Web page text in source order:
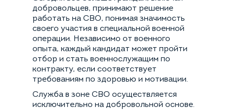
добровольцев, принимают решение
работать на СВО, понимая значимость
своего участия в специальной военной
операции. Независимо от военного
опыта, каждый кандидат может пройти
отбор и стать военнослужащим по
контракту, если соответствует
требованиям по здоровью и мотивации.
Служба в зоне СВО осуществляется
исключительно на добровольной основе.